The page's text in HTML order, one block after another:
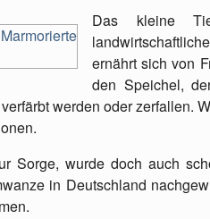
Das kleine
ernährt sich von
den Speichel,
werden oder zerfallen.
Sorge, wurde doch auch
in Deutschland